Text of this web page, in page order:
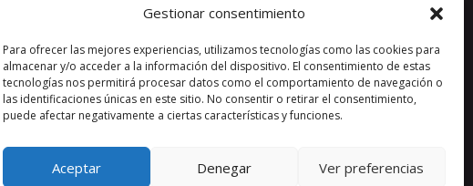
Gestionar consentimiento
Para ofrecer las mejores experiencias, utilizamos tecnologías como las cookies para
almacenar y/o acceder a la información del dispositivo. El consentimiento de estas
tecnologías nos permitirá procesar datos como el comportamiento de navegación o
las identificaciones únicas en este sitio. No consentir o retirar el consentimiento,
puede afectar negativamente a ciertas características y funciones.
Aceptar Denegar Ver preferencias